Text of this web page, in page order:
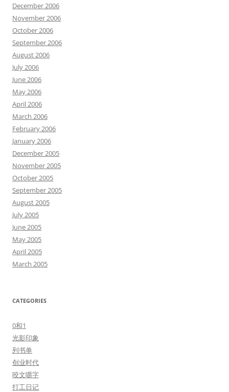
December 2006
November 2006
October 2006
September 2006
August 2006
July 2006
June 2006
May 2006
April 2006
March 2006
February 2006
January 2006
December 2005
November 2005
October 2005
September 2005
August 2005
July 2005
June 2005
May 2005
April 2005
March 2005
CATEGORIES
0和1
光影印象
列书单
创业时代
咬文嚼字
打工日记